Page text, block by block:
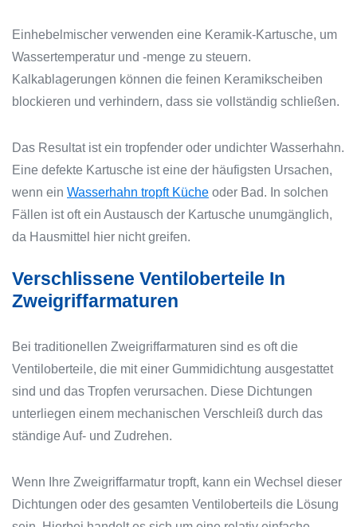
Einhebelmischer verwenden eine Keramik-Kartusche, um
Wassertemperatur und -menge zu steuern.
Kalkablagerungen können die feinen Keramikscheiben
blockieren und verhindern, dass sie vollständig schließen.
Das Resultat ist ein tropfender oder undichter Wasserhahn.
Eine defekte Kartusche ist eine der häufigsten Ursachen,
wenn ein Wasserhahn tropft Küche oder Bad. In solchen
Fällen ist oft ein Austausch der Kartusche unumgänglich,
da Hausmittel hier nicht greifen.
Verschlissene Ventiloberteile In
Zweigriffarmaturen
Bei traditionellen Zweigriffarmaturen sind es oft die
Ventiloberteile, die mit einer Gummidichtung ausgestattet
sind und das Tropfen verursachen. Diese Dichtungen
unterliegen einem mechanischen Verschleiß durch das
ständige Auf- und Zudrehen.
Wenn Ihre Zweigriffarmatur tropft, kann ein Wechsel dieser
Dichtungen oder des gesamten Ventiloberteils die Lösung